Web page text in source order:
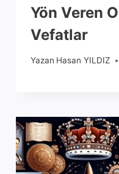
Yön Veren
Vefatlar
Yazan Hasan YILDIZ